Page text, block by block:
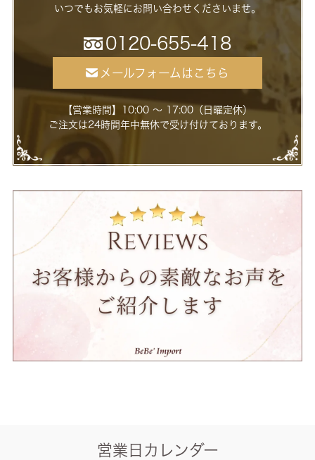
いつでもお気軽にお問い合わせくださいませ。
0120-655-418
メールフォームはこちら
【営業時間】10:00 ～ 17:00（日曜定休）
ご注文は24時間年中無休で受け付けております。
営業日カレンダー